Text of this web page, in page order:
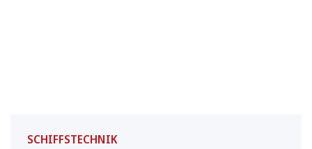
SCHIFFSTECHNIK